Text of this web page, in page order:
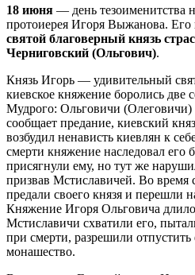
18 июня — день тезоименитства
протоиерея Игоря Выжанова.
святой благоверный князь
Черниговский (Ольгович).
Князь Игорь — удивительный
киевское княжение боролись две
Мудрого: Ольговичи
сообщает предание, киевский
возбудил ненависть киевлян к
смерти княжение наследовал его
присягнули ему, но тут же
призвав Мстиславичей. Во время
предали своего князя и перешли
Княжение Игоря Ольговича
Мстиславичи схватили его,
при смерти, разрешили
монашество.